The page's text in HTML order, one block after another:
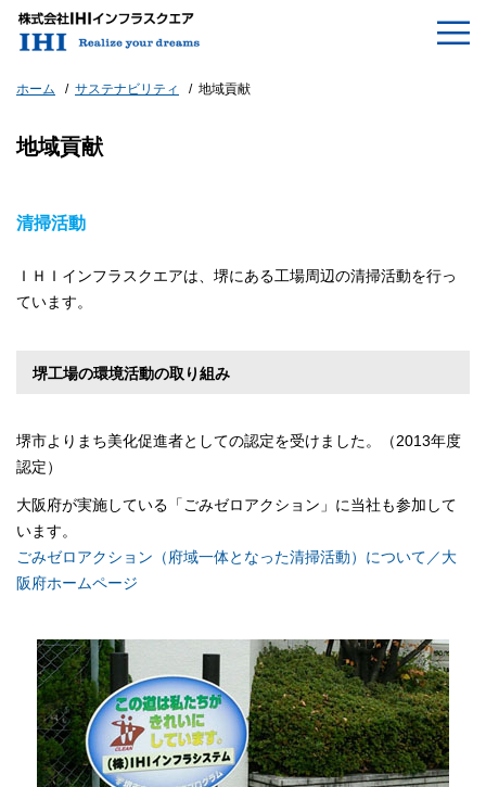
ホーム サステナビリティ 地域貢献
地域貢献
清掃活動
ＩＨＩインフラスクエアは、堺にある工場周辺の清掃活動を行っ
ています。
堺工場の環境活動の取り組み
堺市よりまち美化促進者としての認定を受けました。（2013年度
認定）
大阪府が実施している「ごみゼロアクション」に当社も参加して
います。
ごみゼロアクション（府域一体となった清掃活動）について／大
阪府ホームページ